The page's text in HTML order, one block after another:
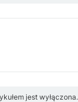
jest wyłączona.